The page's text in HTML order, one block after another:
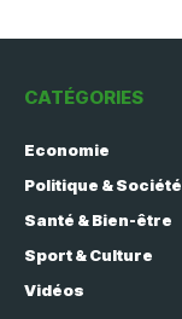
CATÉGORIES
Economie
Politique & Société
Santé & Bien-être
Sport & Culture
Vidéos